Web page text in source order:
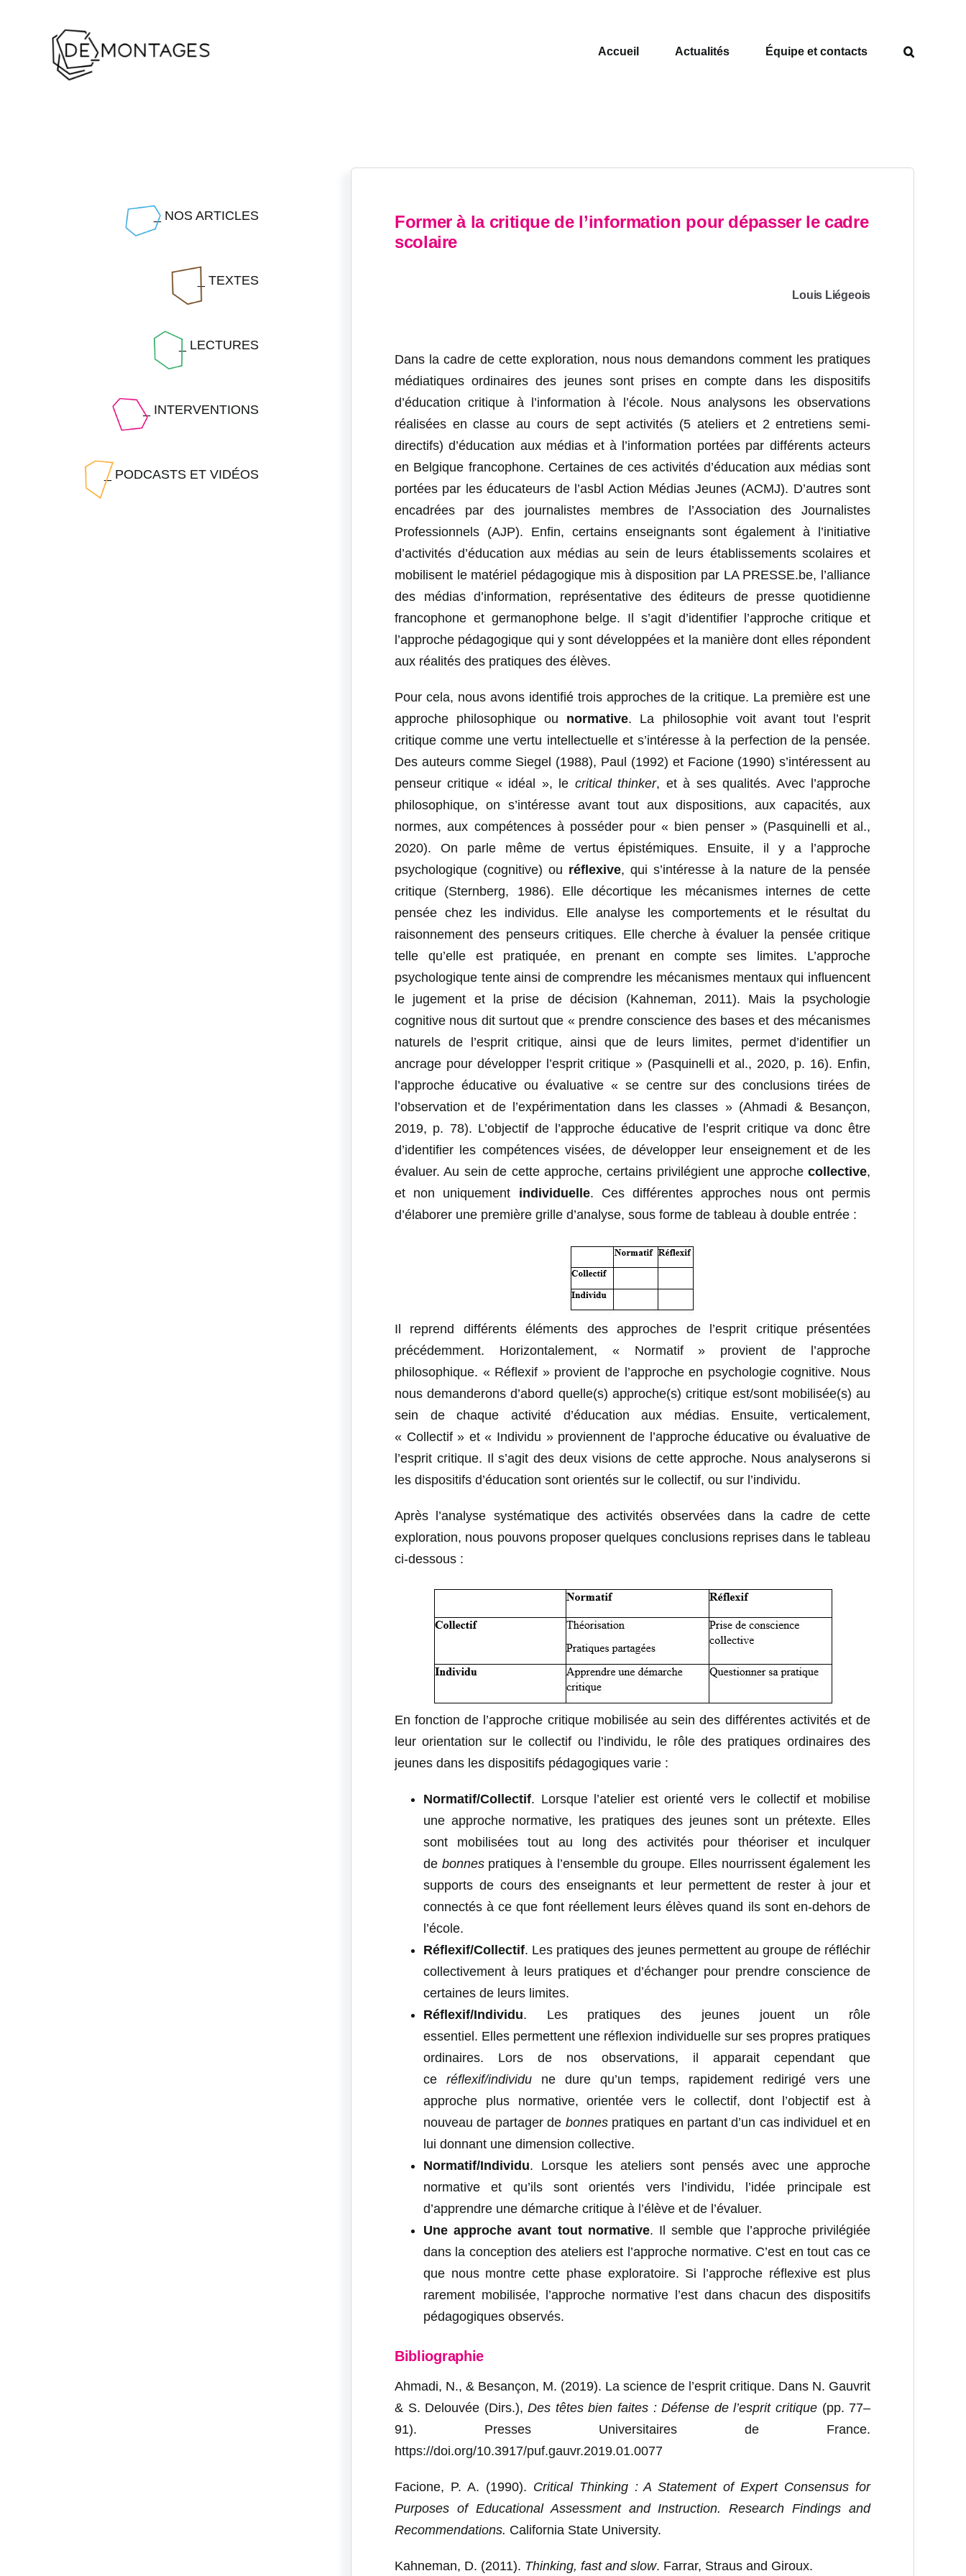
Accueil Actualités Équipe et contacts
_ NOS ARTICLES
_ TEXTES
_ LECTURES
_ INTERVENTIONS
_ PODCASTS ET VIDÉOS
Former à la critique de l’information pour dépasser le cadre
scolaire
Louis Liégeois
Dans la cadre de cette exploration, nous nous demandons comment les pratiques
médiatiques ordinaires des jeunes sont prises en compte dans les dispositifs
d’éducation critique à l’information à l’école. Nous analysons les observations
réalisées en classe au cours de sept activités (5 ateliers et 2 entretiens semi-
directifs) d’éducation aux médias et à l’information portées par différents acteurs
en Belgique francophone. Certaines de ces activités d’éducation aux médias sont
portées par les éducateurs de l’asbl Action Médias Jeunes (ACMJ). D’autres sont
encadrées par des journalistes membres de l’Association des Journalistes
Professionnels (AJP). Enfin, certains enseignants sont également à l’initiative
d’activités d’éducation aux médias au sein de leurs établissements scolaires et
mobilisent le matériel pédagogique mis à disposition par LA PRESSE.be, l’alliance
des médias d’information, représentative des éditeurs de presse quotidienne
francophone et germanophone belge. Il s’agit d’identifier l’approche critique et
l’approche pédagogique qui y sont développées et la manière dont elles répondent
aux réalités des pratiques des élèves.
Pour cela, nous avons identifié trois approches de la critique. La première est une
approche philosophique ou normative. La philosophie voit avant tout l’esprit
critique comme une vertu intellectuelle et s’intéresse à la perfection de la pensée.
Des auteurs comme Siegel (1988), Paul (1992) et Facione (1990) s’intéressent au
penseur critique « idéal », le critical thinker, et à ses qualités. Avec l’approche
philosophique, on s’intéresse avant tout aux dispositions, aux capacités, aux
normes, aux compétences à posséder pour « bien penser » (Pasquinelli et al.,
2020). On parle même de vertus épistémiques. Ensuite, il y a l’approche
psychologique (cognitive) ou réflexive, qui s’intéresse à la nature de la pensée
critique (Sternberg, 1986). Elle décortique les mécanismes internes de cette
pensée chez les individus. Elle analyse les comportements et le résultat du
raisonnement des penseurs critiques. Elle cherche à évaluer la pensée critique
telle qu’elle est pratiquée, en prenant en compte ses limites. L’approche
psychologique tente ainsi de comprendre les mécanismes mentaux qui influencent
le jugement et la prise de décision (Kahneman, 2011). Mais la psychologie
cognitive nous dit surtout que « prendre conscience des bases et des mécanismes
naturels de l’esprit critique, ainsi que de leurs limites, permet d’identifier un
ancrage pour développer l’esprit critique » (Pasquinelli et al., 2020, p. 16). Enfin,
l’approche éducative ou évaluative « se centre sur des conclusions tirées de
l’observation et de l’expérimentation dans les classes » (Ahmadi & Besançon,
2019, p. 78). L’objectif de l’approche éducative de l’esprit critique va donc être
d’identifier les compétences visées, de développer leur enseignement et de les
évaluer. Au sein de cette approche, certains privilégient une approchecollective,
et non uniquement individuelle. Ces différentes approches nous ont permis
d’élaborer une première grille d’analyse, sous forme de tableau à double entrée :
Il reprend différents éléments des approches de l’esprit critique présentées
précédemment. Horizontalement, « Normatif » provient de l’approche
philosophique. « Réflexif » provient de l’approche en psychologie cognitive. Nous
nous demanderons d’abord quelle(s) approche(s) critique est/sont mobilisée(s) au
sein de chaque activité d’éducation aux médias. Ensuite, verticalement,
« Collectif » et « Individu » proviennent de l’approche éducative ou évaluative de
l’esprit critique. Il s’agit des deux visions de cette approche. Nous analyserons si
les dispositifs d’éducation sont orientés sur le collectif, ou sur l’individu.
Après l’analyse systématique des activités observées dans la cadre de cette
exploration, nous pouvons proposer quelques conclusions reprises dans le tableau
ci-dessous :
En fonction de l’approche critique mobilisée au sein des différentes activités et de
leur orientation sur le collectif ou l’individu, le rôle des pratiques ordinaires des
jeunes dans les dispositifs pédagogiques varie :
Normatif/Collectif. Lorsque l’atelier est orienté vers le collectif et mobilise
une approche normative, les pratiques des jeunes sont un prétexte. Elles
sont mobilisées tout au long des activités pour théoriser et inculquer
de bonnes pratiques à l’ensemble du groupe. Elles nourrissent également les
supports de cours des enseignants et leur permettent de rester à jour et
connectés à ce que font réellement leurs élèves quand ils sont en-dehors de
l’école.
Réflexif/Collectif. Les pratiques des jeunes permettent au groupe de réfléchir
collectivement à leurs pratiques et d’échanger pour prendre conscience de
certaines de leurs limites.
Réflexif/Individu. Les pratiques des jeunes jouent un rôle
essentiel. Elles permettent une réflexion individuelle sur ses propres pratiques
ordinaires. Lors de nos observations, il apparait cependant que
ce réflexif/individune dure qu’un temps, rapidement redirigé vers une
approche plus normative, orientée vers le collectif, dont l’objectif est à
nouveau de partager de bonnes pratiques en partant d’un cas individuel et en
lui donnant une dimension collective.
Normatif/Individu. Lorsque les ateliers sont pensés avec une approche
normative et qu’ils sont orientés vers l’individu, l’idée principale est
d’apprendre une démarche critique à l’élève et de l’évaluer.
Une approche avant tout normative. Il semble que l’approche privilégiée
dans la conception des ateliers est l’approche normative. C’est en tout cas ce
que nous montre cette phase exploratoire. Si l’approche réflexive est plus
rarement mobilisée, l’approche normative l’est dans chacun des dispositifs
pédagogiques observés.
Bibliographie
Ahmadi, N., & Besançon, M. (2019). La science de l’esprit critique. Dans N. Gauvrit
& S. Delouvée (Dirs.),Des têtes bien faites : Défense de l’esprit critique(pp. 77–
91). Presses Universitaires de France.
https://doi.org/10.3917/puf.gauvr.2019.01.0077
Facione, P. A. (1990). Critical Thinking : A Statement of Expert Consensus for
Purposes of Educational Assessment and Instruction. Research Findings and
Recommendations. California State University.
Kahneman, D. (2011). Thinking, fast and slow. Farrar, Straus and Giroux.